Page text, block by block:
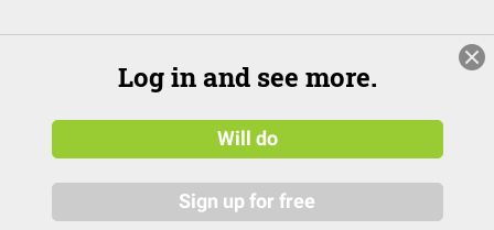
Log in and see more.
Will do
Sign up for free